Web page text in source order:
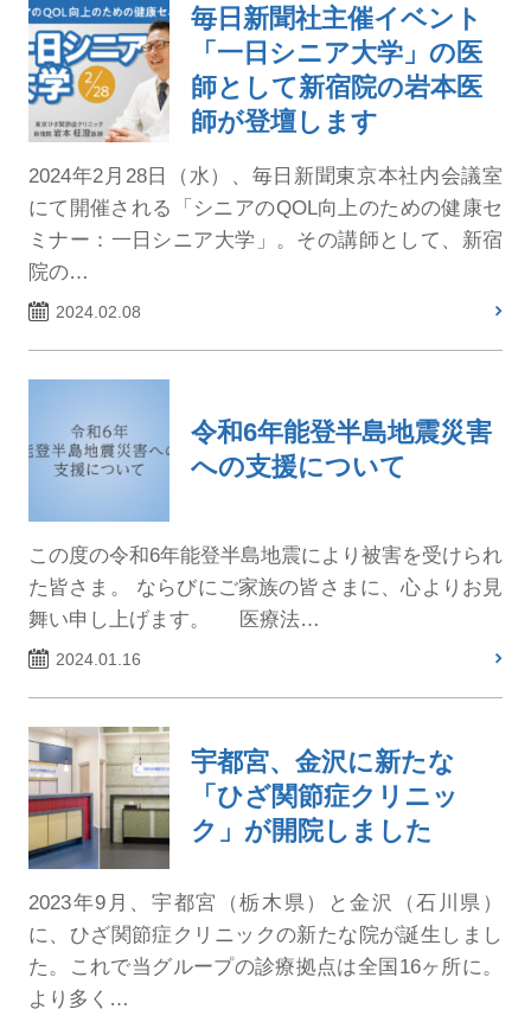
毎日新聞社主催イベント
「一日シニア大学」の医
師として新宿院の岩本医
師が登壇します
2024年2月28日（水）、毎日新聞東京本社内会議室
にて開催される「シニアのQOL向上のための健康セ
ミナー：一日シニア大学」。その講師として、新宿
院の…
2024.02.08
令和6年能登半島地震災害
への支援について
この度の令和6年能登半島地震により被害を受けられ
た皆さま。 ならびにご家族の皆さまに、心よりお見
舞い申し上げます。 医療法…
2024.01.16
宇都宮、金沢に新たな
「ひざ関節症クリニッ
ク」が開院しました
2023年9月、宇都宮（栃木県）と金沢（石川県）
に、ひざ関節症クリニックの新たな院が誕生しまし
た。これで当グループの診療拠点は全国16ヶ所に。
より多く…